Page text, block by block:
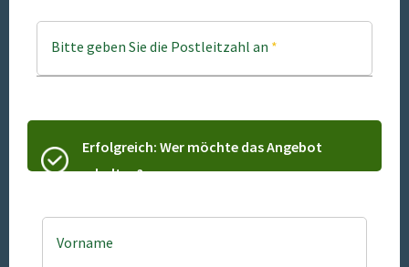
Bitte geben Sie die Postleitzahl an *
Erfolgreich: Wer möchte das Angebot
erhalten?
Vorname